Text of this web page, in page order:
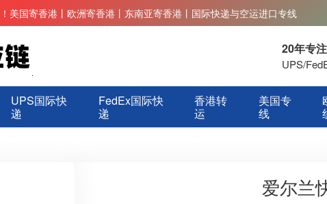
美国寄香港丨欧洲寄香港丨东南亚寄香港丨国际快递与空运进口专线
20年专
UPS/
UPS国际快
递
FedEx国际快
递
香港转
运
美国专
线
爱尔兰